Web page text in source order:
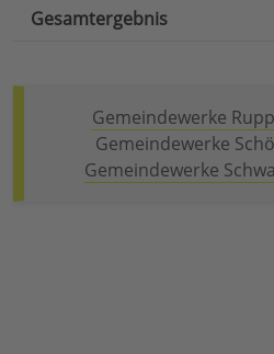
Gesamtergebnis
Gemeindewerke
Gemeindewerke
Gemeindewerke